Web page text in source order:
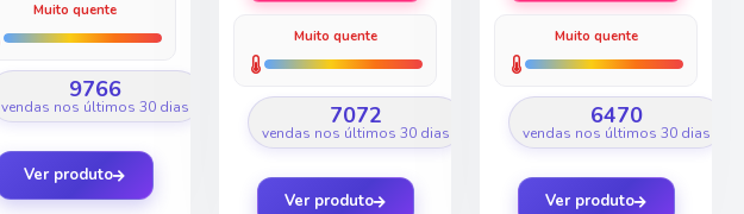
Muito quente
9766
vendas nos últimos 30 dias
Ver produto
Muito quente
7072
vendas nos últimos 30 dias
Ver produto
Muito quente
6470
vendas nos últimos 30 dias
Ver produto